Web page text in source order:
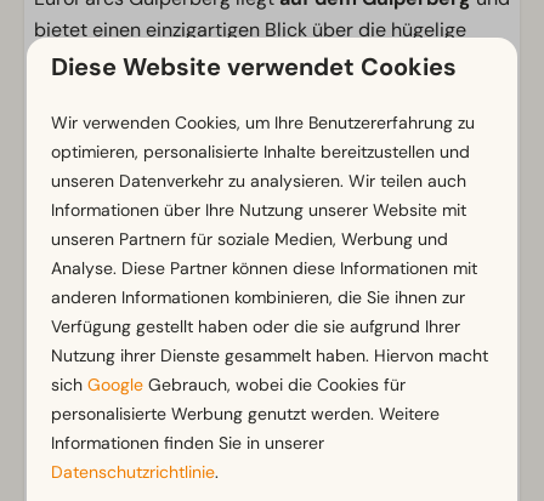
bietet einen einzigartigen Blick über die hügelige
Landschaft von Zuid-Limburg. Vom Park aus starten
Wander-, Rad- und Mountainbike-Routen.
Bekannte Anstiege der Amstel Gold Race befinden
sich in unmittelbarer Nähe. Die Region ist bekannt für
ihrebourgondische Lebensart. Besuchen Sie Orte
wieGulpenundValkenburg, genießen Sie regionale
Spezialitäten und entdecken Sie zahlreiche
Brauereien und Restaurants. Auch für einen Urlaub
mit dem
Hundist dies ein idealer Ausgangspunkt.
Ob aktiver Kurzurlaub, kulinarische Reise oder
entspannter Aufenthalt mit Aussicht – hier erleben
Sie Zuid-Limburg von seiner schönsten Seite.
Diese Website verwendet Cookies
Wir verwenden Cookies, um Ihre Benutzererfahrung zu
optimieren, personalisierte Inhalte bereitzustellen und
unseren Datenverkehr zu analysieren. Wir teilen auch
Informationen über Ihre Nutzung unserer Website mit
unseren Partnern für soziale Medien, Werbung und
Analyse. Diese Partner können diese Informationen mit
anderen Informationen kombinieren, die Sie ihnen zur
Verfügung gestellt haben oder die sie aufgrund Ihrer
Nutzung ihrer Dienste gesammelt haben. Hiervon macht
sichGoogle Gebrauch, wobei die Cookies für
personalisierte Werbung genutzt werden. Weitere
Informationen finden Sie in unserer
Datenschutzrichtlinie.